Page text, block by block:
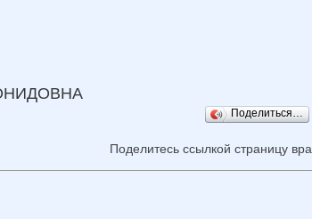
Поделиться…
Поделитесь ссылкой страницу